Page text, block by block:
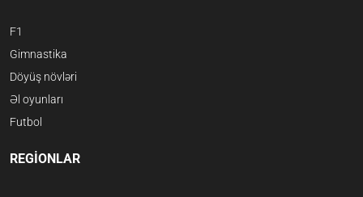
F1
Gimnastika
Döyüş növləri
Əl oyunları
Futbol
REGİONLAR